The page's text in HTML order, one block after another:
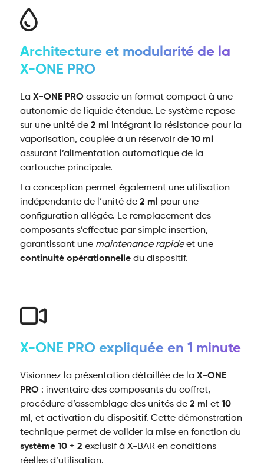
Architecture et modularité de la
X-ONE PRO
La X-ONE PROassocie un format compact à une
autonomie de liquide étendue. Le système repose
sur une unité de 2 ml
intégrant la résistance pour la
vaporisation, couplée à un réservoir de 10 ml
assurant l’alimentation automatique de la
cartouche principale.
La conception permet également une utilisation
indépendante de l’unité de 2 ml
pour une
configuration allégée. Le remplacement des
composants s’effectue par simple insertion,
garantissant une maintenance rapideet une
continuité opérationnelledu dispositif.
X-ONE PRO expliquée en 1 minute
Visionnez la présentation détaillée de la X-ONE
PRO: inventaire des composants du coffret,
procédure d’assemblage des unités de 2 ml et 10
ml , et activation du dispositif. Cette démonstration
technique permet de valider la mise en fonction du
système 10 + 2 exclusif à X-BAR en conditions
réelles d’utilisation.